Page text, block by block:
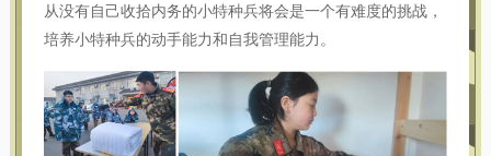
从没有自己收拾内务的小特种兵将会是一个有难度的挑战，
培养小特种兵的动手能力和自我管理能力。